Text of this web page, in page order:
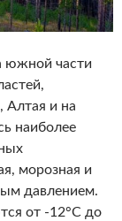
южной части
Алтая и на
наиболее
морозная и
давлением.
от -12°С до